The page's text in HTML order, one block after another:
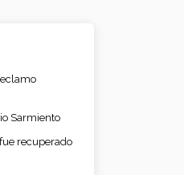
Sarmiento
recuperado